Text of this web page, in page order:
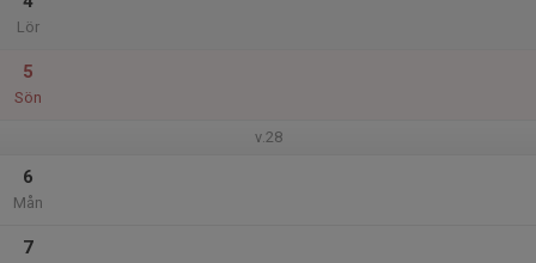
Lör
5
Sön
v.28
6
Mån
7